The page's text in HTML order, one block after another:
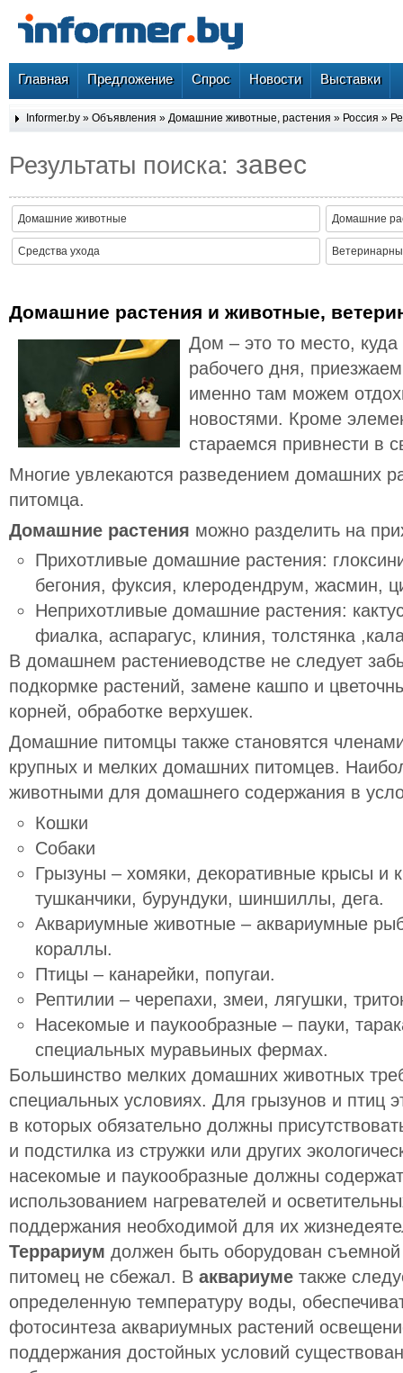
Главная Предложение Спрос Новости Выставки
Informer.by » Объявления » Домашние животные, растения » Россия »
Результаты поиска: завес
Домашние животные Домашние
Средства ухода
Домашние растения и животные,
Дом – это то место,
рабочего дня,
именно там можем
новостями. Кроме
стараемся привнести в
Многие увлекаются разведением домашних
питомца.
Домашние растения можно разделить на
Прихотливыедомашние растения:
бегония, фуксия, клеродендрум, жасмин,
Неприхотливые домашние растения:
фиалка, аспарагус, клиния, толстянка
В домашнем растениеводстве не следует
подкормке растений, замене кашпо и
корней, обработке верхушек.
Домашние питомцы также становятся
крупных и мелких домашних питомцев.
животными для домашнего содержания в
Кошки
Собаки
Грызуны – хомяки, декоративные крысы и
тушканчики, бурундуки, шиншиллы, дега.
Аквариумные животные – аквариумные
кораллы.
Птицы – канарейки, попугаи.
Рептилии – черепахи, змеи, лягушки,
Насекомые и паукообразные – пауки,
специальных муравьиных фермах.
Большинство мелких домашних животных
специальных условиях. Для грызунов и птиц
в которых обязательно должны
и подстилка из стружки или других
насекомые и паукообразные должны
использованием нагревателей и
поддержания необходимой для их
Террариум должен быть оборудован
питомец не сбежал. В аквариуме также
определенную температуру воды,
фотосинтеза аквариумных растений
поддержания достойных условий